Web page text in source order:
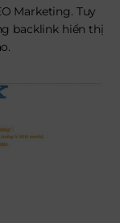
Marketing. Tuy
backlink hiển thị